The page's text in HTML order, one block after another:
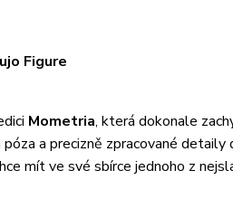
Figure
Mometria, která dokonale
póza a precizně zpracované
mít ve své sbírce jednoho z